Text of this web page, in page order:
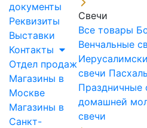
документы
Реквизиты
Выставки
Контакты
Отдел продаж
Магазины в
Москве
Магазины в
Санкт-
Свечи
Все товары
Венчальные
свечи
Праздничные
домашней
свечи